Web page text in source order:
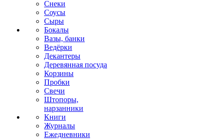
Снеки
Соусы
Сыры
Бокалы
Вазы, банки
Ведёрки
Декантеры
Деревянная посуда
Корзины
Пробки
Свечи
Штопоры,
нарзанники
Книги
Журналы
Ежедневники